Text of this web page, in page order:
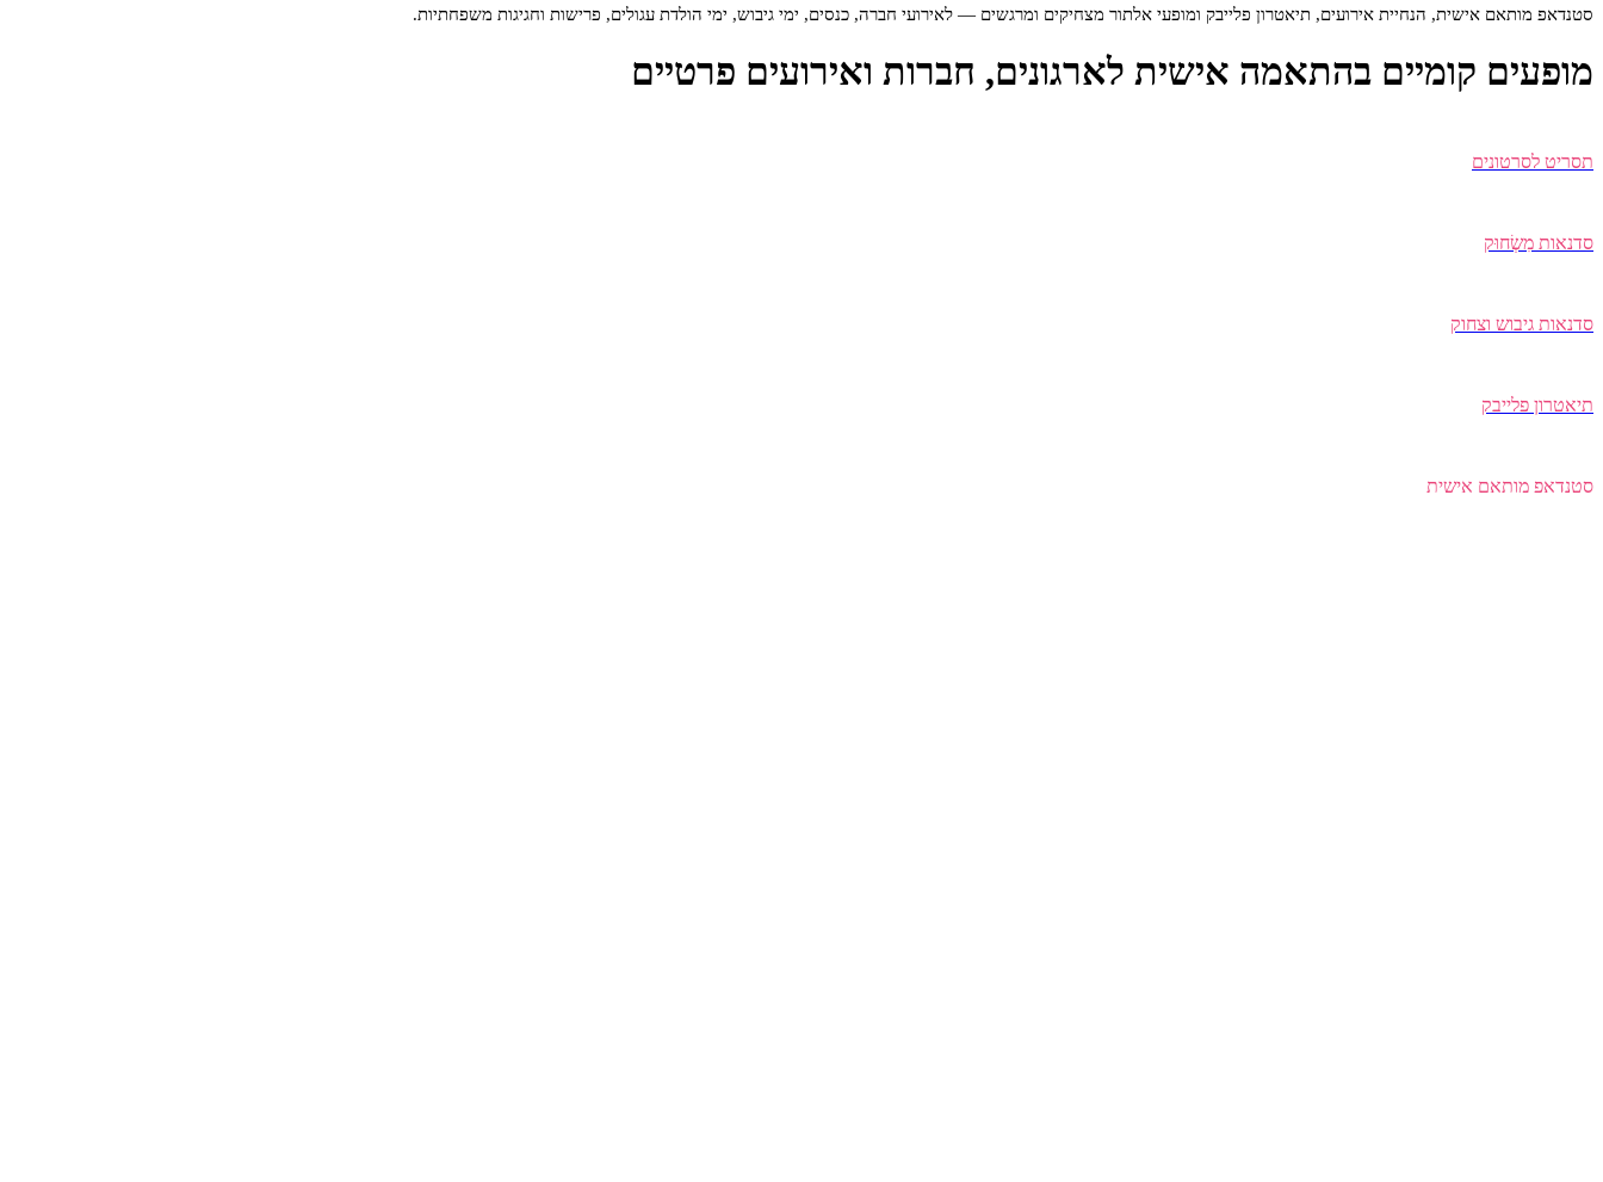
סטנדאפ מותאם אישית, הנחיית אירועים, תיאטרון פלייבק ומופעי אלתור מצחיקים ומרגשים — לאירועי חברה, כנסים, ימי גיבוש, ימי הולדת עגולים, פרישות וחגיגות משפחתיות.
מופעים קומיים בהתאמה אישית לארגונים, חברות ואירועים פרטיים
תסריט לסרטונים
סדנאות מִשְׂחוּק
סדנאות גיבוש וצחוק
תיאטרון פלייבק
סטנדאפ מותאם אישית